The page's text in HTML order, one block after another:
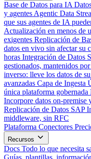
Base de Datos para IA
y agentes Agentic Data
que sus agentes de IA
Actualización en menos de
exigentes Replicación de
datos en vivo sin afectar su
horas Integración de Datos
gestionados, mantenidos
inverso: lleve los datos de
avanzadas Capa de Ingesta
única plataforma gobernada
Incorpore datos on-premise
Replicación de Datos SAP
middleware, sin RFC
Plataforma Conectores
Recursos
Docs Todo lo que necesita
Guías, plantillas,